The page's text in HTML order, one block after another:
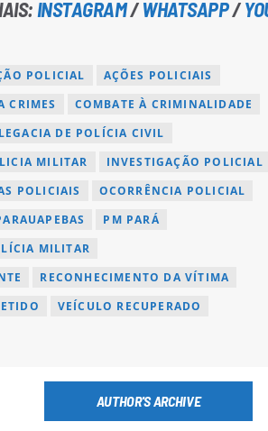
INSTAGRAM/WHATSAPP/
POLICIAL
AÇÕES POLICIAIS
CRIMES
COMBATE À CRIMINALIDADE
DE POLÍCIA CIVIL
MILITAR
INVESTIGAÇÃO POLICIAL
POLICIAIS
OCORRÊNCIA POLICIAL
PM PARÁ
MILITAR
RECONHECIMENTO DA VÍTIMA
VEÍCULO RECUPERADO
AUTHOR'S ARCHIVE